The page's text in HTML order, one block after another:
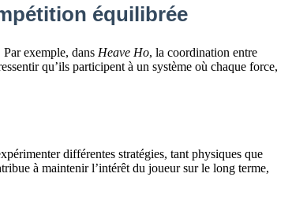
équilibrée
exemple, dans Heave Ho, la coordination entre
qu’ils participent à un système où chaque force,
différentes stratégies, tant physiques que
à maintenir l’intérêt du joueur sur le long terme,